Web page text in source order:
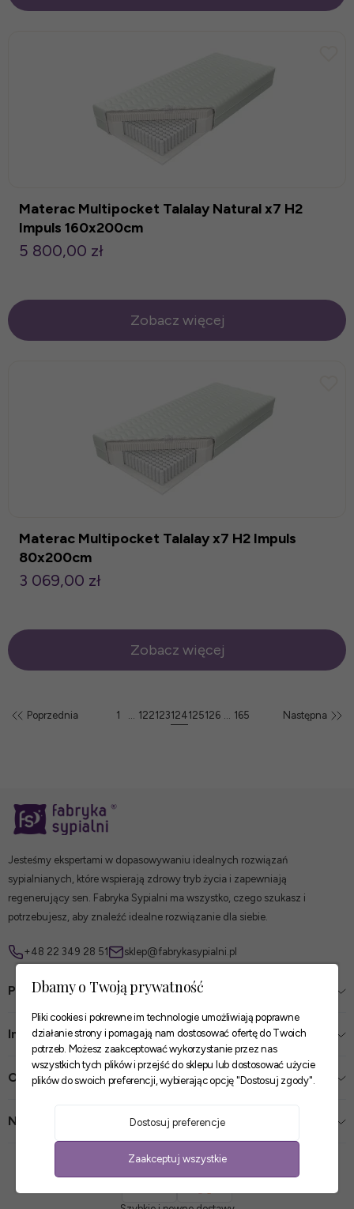
Materac Multipocket Talalay Natural x7 H2
Impuls 160x200cm
5 800,00 zł
Zobacz więcej
Materac Multipocket Talalay x7 H2 Impuls
80x200cm
3 069,00 zł
Zobacz więcej
Poprzednia 1 122123124125126 165 Następna
Jesteśmy ekspertami w dopasowywaniu idealnych rozwiązań
sypialnianych, które wspierają zdrowy tryb życia i zapewniają
regenerujący sen. Fabryka Sypialni ma wszystko, czego szukasz i
potrzebujesz, aby znaleźć idealne rozwiązanie dla siebie.
+48 22 349 28 51 sklep@fabrykasypialni.pl
Pomoc
Informacje
O firmie
Nasze sklepy
Zaufane płatności
Dbamy o Twoją prywatność
Pliki cookies i pokrewne im technologie umożliwiają poprawne
działanie strony i pomagają nam dostosować ofertę do Twoich
potrzeb. Możesz zaakceptować wykorzystanie przez nas
wszystkich tych plików i przejść do sklepu lub dostosować użycie
plików do swoich preferencji, wybierając opcję "Dostosuj zgody".
Dostosuj preferencje
Zaakceptuj wszystkie